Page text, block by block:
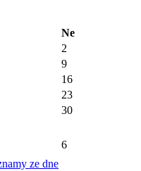
Ne
2
9
16
23
30
ze dne
6